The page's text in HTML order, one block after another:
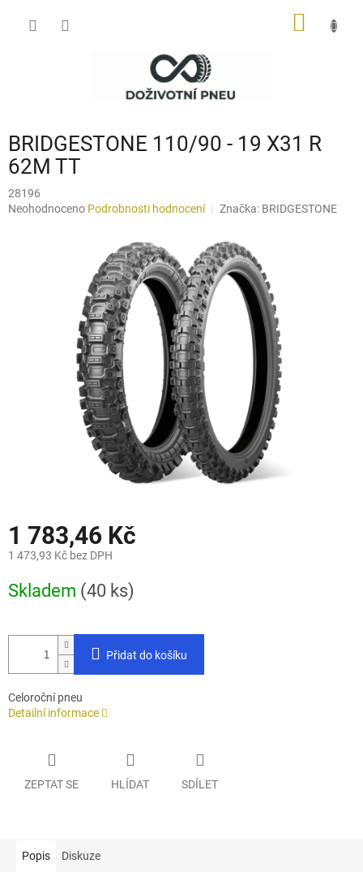
BRIDGESTONE 110/90 - 19 X31 R
62M TT
28196
Průměrné
Neohodnoceno Podrobnosti hodnocení Značka: BRIDGESTONE
1 783,46 Kč
1 473,93 Kč bez DPH
cena:
Skladem (40 ks)
Přidat do košíku
Celoroční pneu
Detailní informace
ZEPTAT SE HLÍDAT SDÍLET
Popis Diskuze